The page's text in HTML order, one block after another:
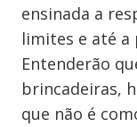
ensinada a
limites e até a
Entenderão
brincadeiras,
que não é